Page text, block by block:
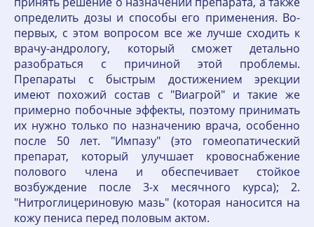
определить дозы и способы его применения. Во-
первых, с этом вопросом все же лучше сходить к
врачу-андрологу, который сможет детально
разобраться с причиной этой проблемы.
Препараты с быстрым достижением эрекции
имеют похожий состав с "Виагрой" и такие же
примерно побочные эффекты, поэтому принимать
их нужно только по назначению врача, особенно
после 50 лет. "Импазу" (это гомеопатический
препарат, который улучшает кровоснабжение
полового члена и обеспечивает стойкое
возбуждение после 3-х месячного курса); 2.
"Нитроглицериновую мазь" (которая наносится на
кожу пениса перед половым актом.